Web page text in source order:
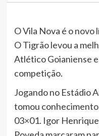
O Vila Nova é o
O Tigrão levou a
Atlético Goianiense
competição.
Jogando no Estádio
tomou
03×01. Igor